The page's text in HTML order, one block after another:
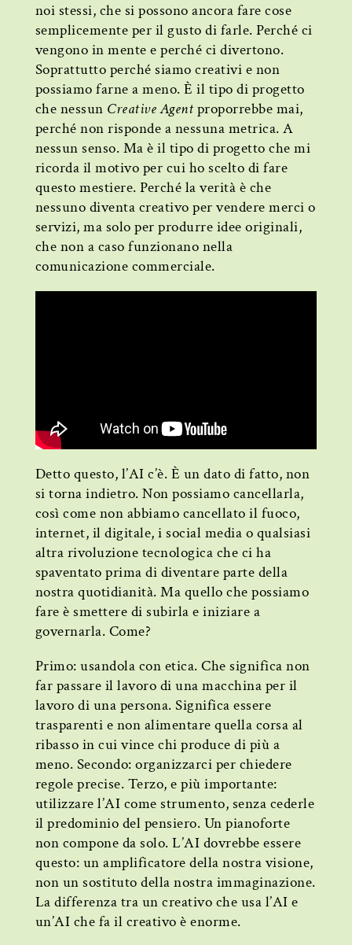
noi stessi, che si possono ancora fare cose
semplicemente per il gusto di farle. Perché ci
vengono in mente e perché ci divertono.
Soprattutto perché siamo creativi e non
possiamo farne a meno. È il tipo di progetto
che nessun Creative Agentproporrebbe mai,
perché non risponde a nessuna metrica. A
nessun senso. Ma è il tipo di progetto che mi
ricorda il motivo per cui ho scelto di fare
questo mestiere. Perché la verità è che
nessuno diventa creativo per vendere merci o
servizi, ma solo per produrre idee originali,
che non a caso funzionano nella
comunicazione commerciale.
Detto questo, l’AI c’è. È un dato di fatto, non
si torna indietro. Non possiamo cancellarla,
così come non abbiamo cancellato il fuoco,
internet, il digitale, i social media o qualsiasi
altra rivoluzione tecnologica che ci ha
spaventato prima di diventare parte della
nostra quotidianità. Ma quello che possiamo
fare è smettere di subirla e iniziare a
governarla. Come?
Primo: usandola con etica. Che significa non
far passare il lavoro di una macchina per il
lavoro di una persona. Significa essere
trasparenti e non alimentare quella corsa al
ribasso in cui vince chi produce di più a
meno. Secondo: organizzarci per chiedere
regole precise. Terzo, e più importante:
utilizzare l’AI come strumento, senza cederle
il predominio del pensiero. Un pianoforte
non compone da solo. L’AI dovrebbe essere
questo: un amplificatore della nostra visione,
non un sostituto della nostra immaginazione.
La differenza tra un creativo che usa l’AI e
un’AI che fa il creativo è enorme.